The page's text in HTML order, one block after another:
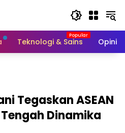
Teknologi & Sains Opini
Tegaskan ASEAN
Dinamika